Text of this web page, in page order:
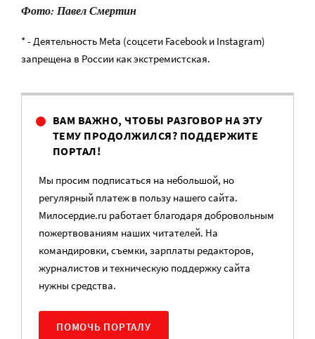
Фото: Павел Смертин
* - Деятельность Meta (соцсети Facebook и Instagram)
запрещена в России как экстремистская.
ВАМ ВАЖНО, ЧТОБЫ РАЗГОВОР НА ЭТУ
ТЕМУ ПРОДОЛЖИЛСЯ? ПОДДЕРЖИТЕ
ПОРТАЛ!
Мы просим подписаться на небольшой, но
регулярный платеж в пользу нашего сайта.
Милосердие.ru работает благодаря добровольным
пожертвованиям наших читателей. На
командировки, съемки, зарплаты редакторов,
журналистов и техническую поддержку сайта
нужны средства.
ПОМОЧЬ ПОРТАЛУ